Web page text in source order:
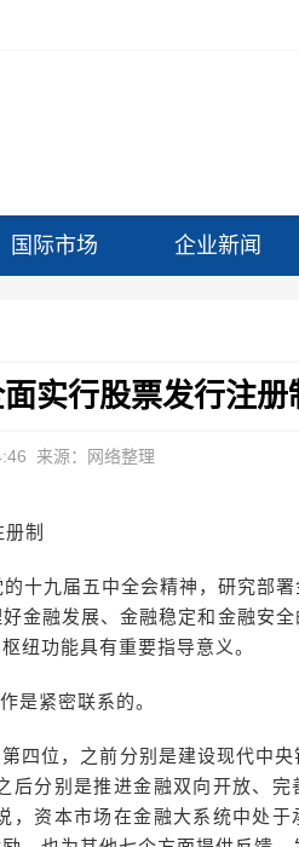
国际市场 企业新闻
实行股票发行注册
来源：网络整理
制
十九届五中全会精神，研究部
金融发展、金融稳定和金融安全
纽功能具有重要指导意义。
是紧密联系的。
四位，之前分别是建设现代中
分别是推进金融双向开放、完
资本市场在金融大系统中处于